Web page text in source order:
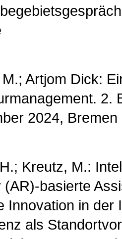
Artjom Dick:
2.
2024, Bremen
Kreutz, M.:
(AR)-basierte
Innovation in der
als